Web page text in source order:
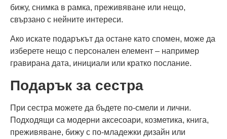
бижу, снимка в рамка, преживяване или нещо,
свързано с нейните интереси.
Ако искате подаръкът да остане като спомен, може да
изберете нещо с персонален елемент – например
гравирана дата, инициали или кратко послание.
Подарък за сестра
При сестра можете да бъдете по-смели и лични.
Подходящи са модерни аксесоари, козметика, книга,
преживяване, бижу с по-младежки дизайн или